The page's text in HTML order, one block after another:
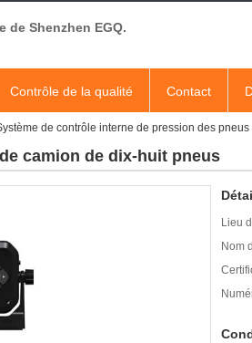
de Shenzhen EGQ.
Contrôle de la qualité Contact
de contrôle interne de pression des
camion de dix-huit pneus
Lieu
Nom